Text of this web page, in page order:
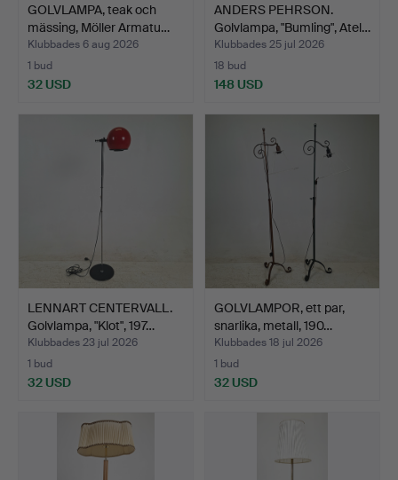
GOLVLAMPA, teak och
mässing, Möller Armatu…
Klubbades 6 aug 2026
1 bud
32 USD
ANDERS PEHRSON.
Golvlampa, "Bumling", Atel…
Klubbades 25 jul 2026
18 bud
148 USD
LENNART CENTERVALL.
Golvlampa, "Klot", 197…
Klubbades 23 jul 2026
1 bud
32 USD
GOLVLAMPOR, ett par,
snarlika, metall, 190…
Klubbades 18 jul 2026
1 bud
32 USD